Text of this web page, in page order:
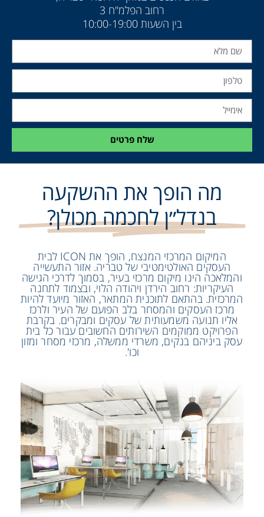
רחוב הפלמ"ח 3
בין השעות 10:00-19:00
שלח פרטים
מה הופך את ההשקעה
בנדל״ן לחכמה מכולן?
המיקום המרכזי המנצח, הופך את ICON לבית
העסקים האולטימטיבי של טבריה. אזור התעשייה
והמלאכה הינו מיקום מרכזי בעיר, בסמוך לדרכי הגישה
העיקריות: רחוב הירדן ויהודה הלוי, ובצמוד לתחנה
המרכזית. בהתאם לתוכנית המתאר, האזור מיועד להיות
מרכז העסקים והמסחר בלב הפועם של העיר ולרכז
אליו תנועה משמעותית של עסקים ומבקרים. בקרבת
הפרויקט ממוקמים השירותים החשובים עבור כל בית
עסק ביניהם בנקים, משרדי ממשלה, מרכזי מסחר ומזון
וכו'.